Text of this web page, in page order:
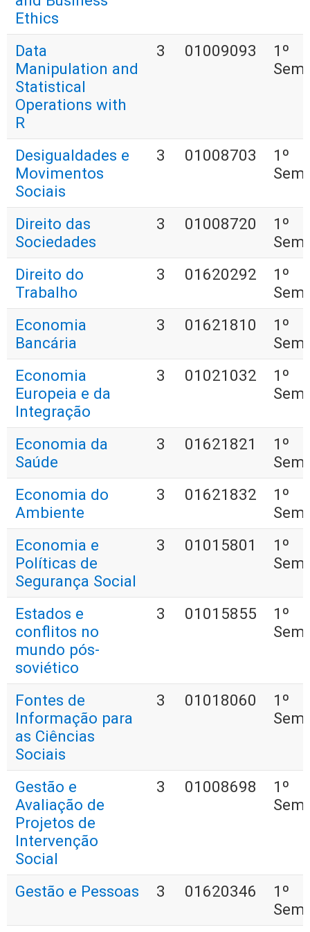
Ethics
Data
Manipulation and
Statistical
Operations with
R
3 01009093
1º
Desigualdades e
Movimentos
Sociais
3 01008703
1º
Direito das
Sociedades
3 01008720
1º
Direito do
Trabalho
3 01620292
1º
Economia
Bancária
3 01621810
1º
Economia
Europeia e da
Integração
3 01021032
1º
Economia da
Saúde
3 01621821
1º
Economia do
Ambiente
3 01621832
1º
Economia e
Políticas de
Segurança Social
3 01015801
1º
Estados e
conflitos no
mundo pós-
soviético
3 01015855
1º
Fontes de
Informação para
as Ciências
Sociais
3 01018060
1º
Gestão e
Avaliação de
Projetos de
Intervenção
Social
3 01008698
1º
Gestão e Pessoas 3 01620346
1º